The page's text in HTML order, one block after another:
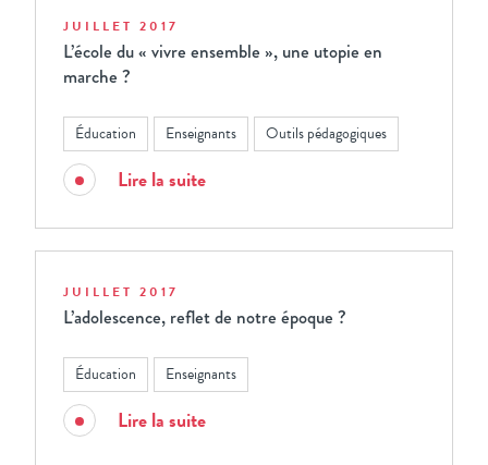
JUILLET 2017
L’école du « vivre ensemble », une utopie en
marche ?
Éducation Enseignants Outils pédagogiques
Lire la suite
JUILLET 2017
L’adolescence, reflet de notre époque ?
Éducation Enseignants
Lire la suite